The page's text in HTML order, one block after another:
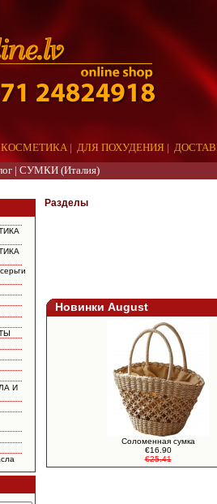
КОСМЕТИКА | ДЛЯ ПОХУДЕНИЯ |
| СУМКИ (Италия)
И
Разделы
Новинки August
Cоломенная сумка
€16.90
€25.41